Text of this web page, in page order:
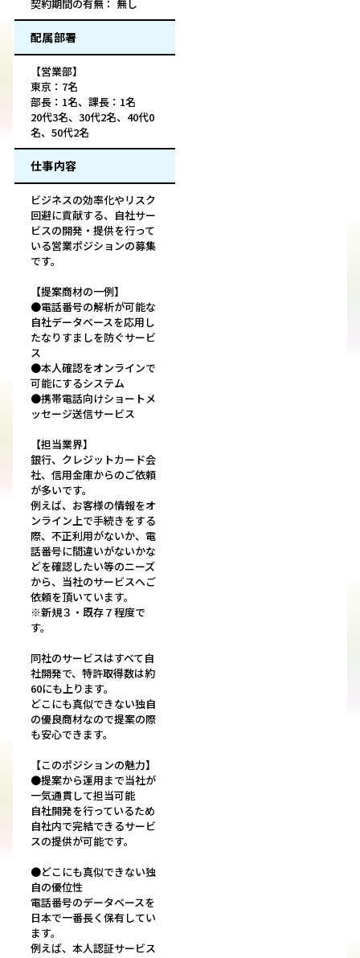
契約期間の有無： 無し
配属部署
【営業部】
東京：7名
部長：1名、課長：1名
20代3名、30代2名、40代0
名、50代2名
仕事内容
ビジネスの効率化やリスク
回避に貢献する、自社サー
ビスの開発・提供を行って
いる営業ポジションの募集
です。
【提案商材の一例】
●電話番号の解析が可能な
自社データベースを応用し
たなりすましを防ぐサービ
ス
●本人確認をオンラインで
可能にするシステム
●携帯電話向けショートメ
ッセージ送信サービス
【担当業界】
銀行、クレジットカード会
社、信用金庫からのご依頼
が多いです。
例えば、お客様の情報をオ
ンライン上で手続きをする
際、不正利用がないか、電
話番号に間違いがないかな
どを確認したい等のニーズ
から、当社のサービスへご
依頼を頂いています。
※新規３・既存７程度で
す。
同社のサービスはすべて自
社開発で、特許取得数は約
60にも上ります。
どこにも真似できない独自
の優良商材なので提案の際
も安心できます。
【このポジションの魅力】
●提案から運用まで当社が
一気通貫して担当可能
自社開発を行っているため
自社内で完結できるサービ
スの提供が可能です。
●どこにも真似できない独
自の優位性
電話番号のデータベースを
日本で一番長く保有してい
ます。
例えば、本人認証サービス